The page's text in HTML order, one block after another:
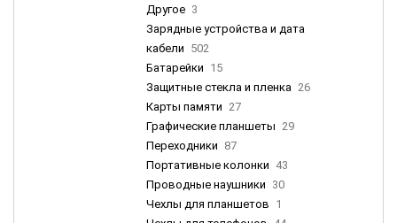
Другое 3
Зарядные устройства и дата
кабели 502
Батарейки 15
Защитные стекла и пленка 26
Карты памяти 27
Графические планшеты 29
Переходники 87
Портативные колонки 43
Проводные наушники 30
Чехлы для планшетов 1